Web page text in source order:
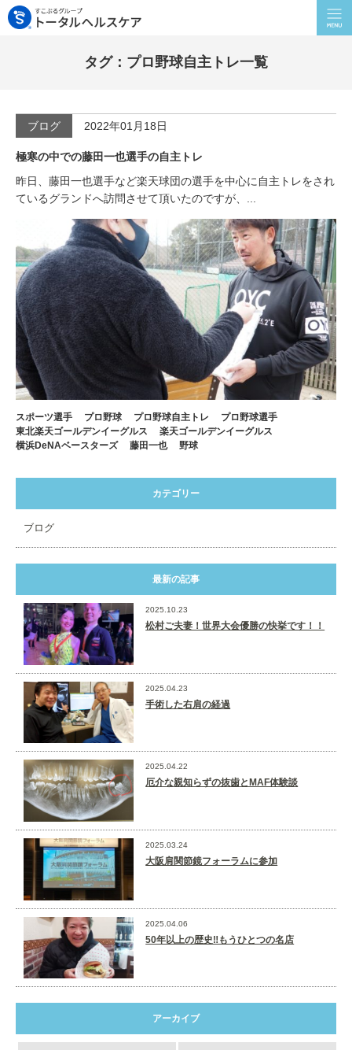
タグ：プロ野球自主トレ一覧
ブログ 2022年01月18日
極寒の中での藤田一也選手の自主トレ
昨日、藤田一也選手など楽天球団の選手を中心に自主トレをされ
ているグランドへ訪問させて頂いたのですが、...
スポーツ選手 プロ野球 プロ野球自主トレ
プロ野球選手
東北楽天ゴールデンイーグルス
楽天ゴールデンイーグルス
横浜DeNAベースターズ
藤田一也 野球
カテゴリー
ブログ
最新の記事
2025.10.23
松村ご夫妻！世界大会優勝の快挙です！！
2025.04.23
手術した右肩の経過
2025.04.22
厄介な親知らずの抜歯とMAF体験談
2025.03.24
大阪肩関節鏡フォーラムに参加
2025.04.06
50年以上の歴史‼️もうひとつの名店
アーカイブ